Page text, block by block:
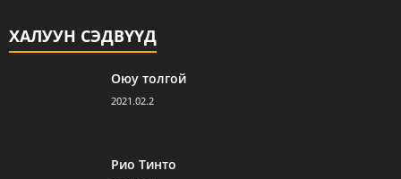
ХАЛУУН СЭДВҮҮД
Оюу толгой
2021.02.2
Рио Тинто